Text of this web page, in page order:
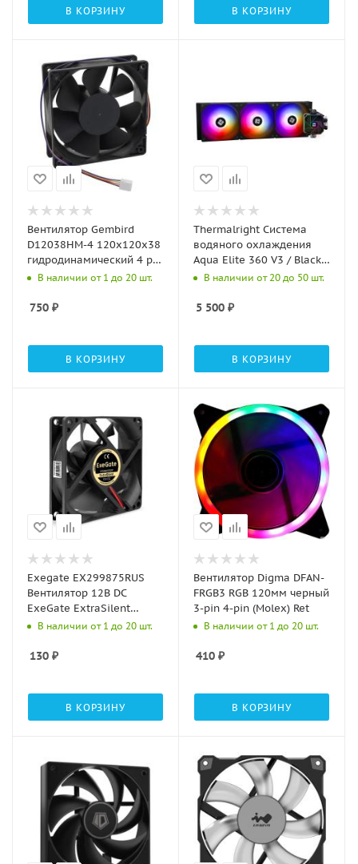
В КОРЗИНУ В КОРЗИНУ
Вентилятор Gembird
D12038HM-4 120x120x38
гидродинамический 4 pin
провод 40 см
В наличии от 1 до 20 шт.
750 ₽
В КОРЗИНУ
Thermalright Система
водяного охлаждения
Aqua Elite 360 V3 / Black /
3x120mm ARGB PWM Fans
В наличии от 20 до 50 шт.
5 500 ₽
В КОРЗИНУ
Exegate EX299875RUS
Вентилятор 12В DC
ExeGate ExtraSilent
ES08025S2P (80x80x25
(подшипник скольжения),
В наличии от 1 до 20 шт.
130 ₽
В КОРЗИНУ
Вентилятор Digma DFAN-
FRGB3 RGB 120мм черный
3-pin 4-pin (Molex) Ret
В наличии от 1 до 20 шт.
410 ₽
В КОРЗИНУ